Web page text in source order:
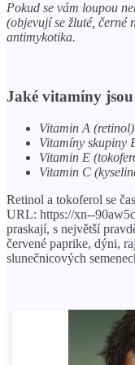
Pokud se vám loupou
(objevují se žluté, černé
antimykotika.
Jaké vitamíny
Vitamin A
Vitamíny skupiny
Vitamin E
Vitamin C
Retinol a tokoferol se
URL: https://xn--
praskají, s největší
červené paprike, dýni,
slunečnicových